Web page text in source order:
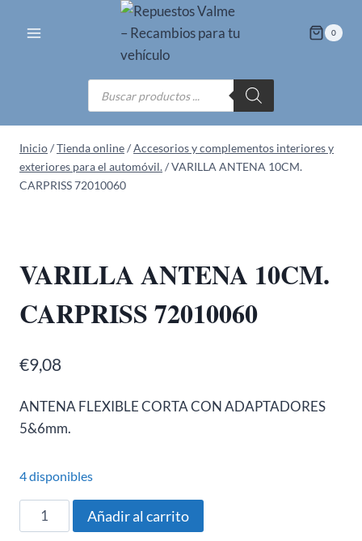
0
Búsqueda
de
productos
Inicio/Tienda online/Accesorios y complementos interiores y
exteriores para el automóvil./VARILLA ANTENA 10CM.
CARPRISS 72010060
VARILLA ANTENA 10CM.
CARPRISS 72010060
€9,08
ANTENA FLEXIBLE CORTA CON ADAPTADORES
5&6mm.
4 disponibles
VARILLA
ANTENA
Añadir al carrito